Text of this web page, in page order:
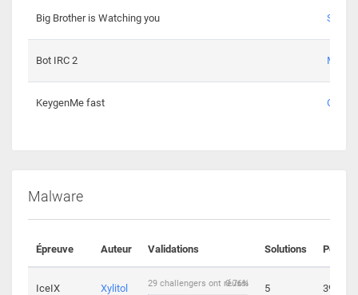
Big Brother is Watching you
Bot IRC 2
KeygenMe fast Ge0
Malware
Épreuve Auteur Validations Solutions Points
IceIX Xylitol 0.76%
29 challengers ont réussi 5 39